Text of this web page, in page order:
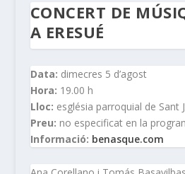
CONCERT DE
A ERESUÉ
Data: dimecres 5 d’agost
Hora: 19.00 h
Lloc: església parroquial de Sant
Preu: no especificat en la
Informació: benasque.com